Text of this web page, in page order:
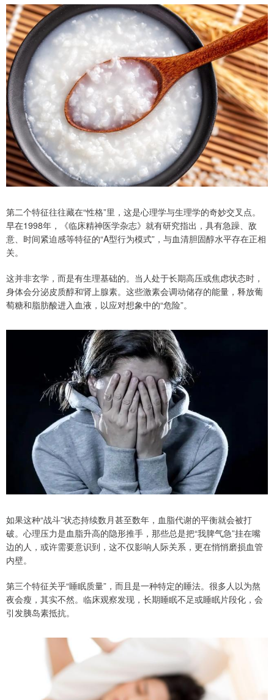
第二个特征往往藏在“性格”里，这是心理学与生理学的奇妙交叉点。
早在1998年，《临床精神医学杂志》就有研究指出，具有急躁、敌
意、时间紧迫感等特征的“A型行为模式”，与血清胆固醇水平存在正相
关。
这并非玄学，而是有生理基础的。当人处于长期高压或焦虑状态时，
身体会分泌皮质醇和肾上腺素。这些激素会调动储存的能量，释放葡
萄糖和脂肪酸进入血液，以应对想象中的“危险”。
如果这种“战斗”状态持续数月甚至数年，血脂代谢的平衡就会被打
破。心理压力是血脂升高的隐形推手，那些总是把“我脾气急”挂在嘴
边的人，或许需要意识到，这不仅影响人际关系，更在悄悄磨损血管
内壁。
第三个特征关乎“睡眠质量”，而且是一种特定的睡法。很多人以为熬
夜会瘦，其实不然。临床观察发现，长期睡眠不足或睡眠片段化，会
引发胰岛素抵抗。